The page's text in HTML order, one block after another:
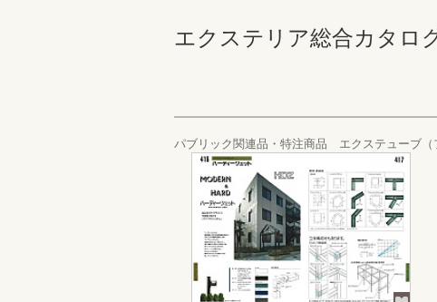
エクステリア総合カタロ
パブリック関連品・特注商品 エクステューブ（